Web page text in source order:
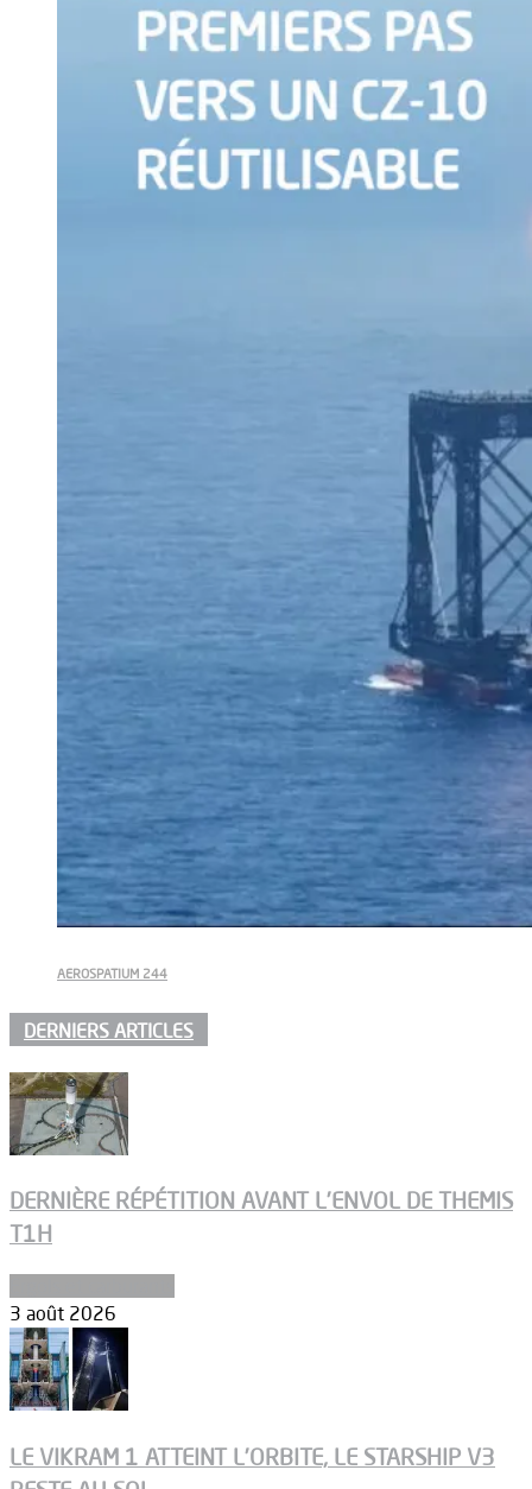
AEROSPATIUM 244
DERNIERS ARTICLES
DERNIÈRE RÉPÉTITION AVANT L’ENVOL DE THEMIS
T1H
3 août 2026
LE VIKRAM 1 ATTEINT L’ORBITE, LE STARSHIP V3